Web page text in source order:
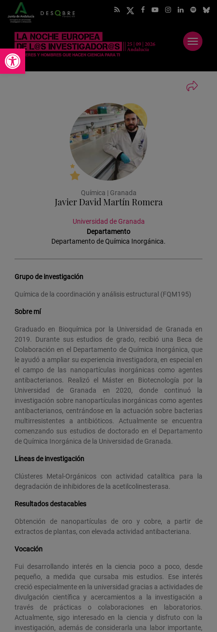
Abrir barra de herramientas
Abrir
menú
Química | Granada
Javier David Martín Romera
Universidad de Granada
Departamento
Departamento de Química Inorgánica.
Grupo de investigación
Química de la coordinación y análisis estructural (FQM195)
Sobre mí
Graduado en Bioquímica por la Universidad de Granada en
2019. Durante sus estudios de grado, recibió una Beca de
Colaboración en el Departamento de Química Inorgánica, que
le ayudó a ampliar su experiencia investigadora, en especial en
el campo de las nanopartículas inorgánicas como agentes
antibacterianos. Realizó el Máster en Biotecnología por la
Universidad de Granada en 2020, donde continuó la
investigación sobre nanopartículas inorgánicas como agentes
antibacterianos, centrándose en la actuación sobre bacterias
multirresistentes a antibióticos. Actualmente se encuentra
comenzando sus estudios de doctorado en el Departamento
de Química Inorgánica de la Universidad de Granada.
Líneas de investigación
Clústeres Metal-Orgánicos con actividad catalítica para la
degradación de inhibidores de la acetilcolinesterasa.
Resultados destacables
Obtención de nanopartículas de oro y cobre, a partir de
extractos de plantas, con elevada actividad antibacteriana.
Vocación
Fui desarrollando interés en la ciencia poco a poco, desde
pequeño, a medida que cursaba mis estudios. Ese interés
creció especialmente en la universidad gracias a actividades de
divulgación científica y acercamientos a la investigación a
través de prácticas o colaboraciones en laboratorios.
Actualmente, sigo interesado en la ciencia y disfruto con la
investigación, además de considerarla una labor importante,